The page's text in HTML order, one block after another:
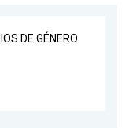
DE GÉNERO